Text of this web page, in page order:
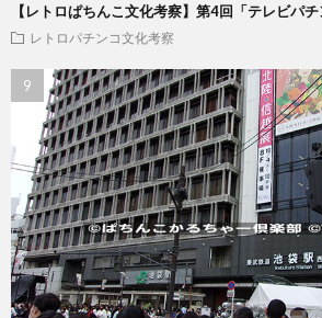
【レトロぱちんこ文化考察】第4回「テレビパチ
レトロパチンコ文化考察